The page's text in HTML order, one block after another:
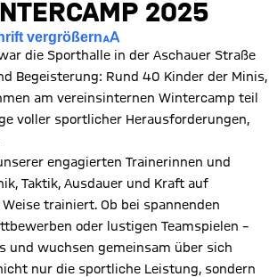
2025
vergrößern
die Sporthalle in der Aschauer Straße
Begeisterung: Rund 40 Kinder der Minis,
am vereinsinternen Wintercamp teil
voller sportlicher Herausforderungen,
engagierten Trainerinnen und
Taktik, Ausdauer und Kraft auf
trainiert. Ob bei spannenden
oder lustigen Teamspielen –
und wuchsen gemeinsam über sich
nur die sportliche Leistung, sondern